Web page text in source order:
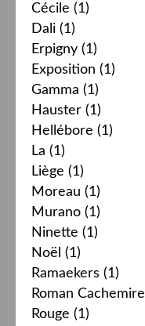
Cécile (1)
Dali (1)
Erpigny (1)
Exposition (1)
Gamma (1)
Hauster (1)
Hellébore (1)
La (1)
Liège (1)
Moreau (1)
Murano (1)
Ninette (1)
Noël (1)
Ramaekers (1)
Roman Cachemire
Rouge (1)